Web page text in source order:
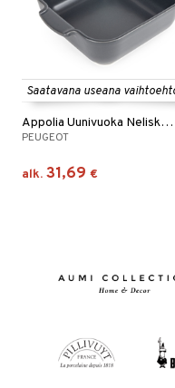
Saatavana useana
Appolia Uunivuoka Neliskanttinen Harmaa
PEUGEOT
alk. 31,69 €